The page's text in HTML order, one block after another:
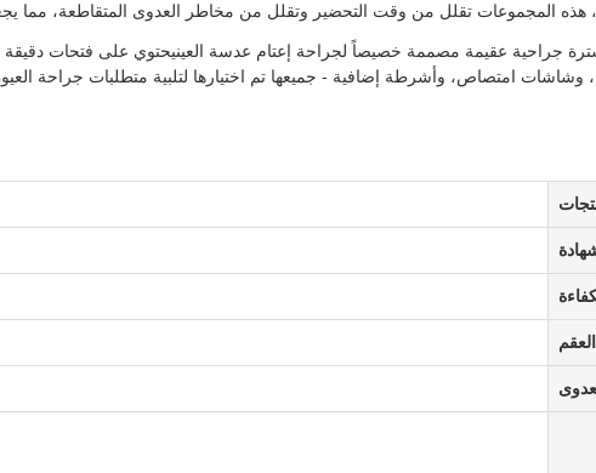
هذه المجموعات تقلل من وقت التحضير وتقلل من مخاطر العدوى المتقاطعة، مما
جراحية عقيمة مصممة خصيصاً لجراحة إعتام عدسة العينيحتوي على فتحات
العقم